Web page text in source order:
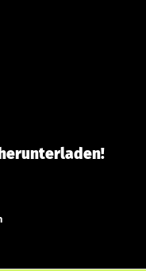
herunterladen!